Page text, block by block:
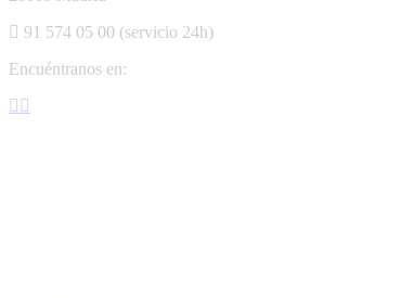
91 574 05 00 (servicio 24h)
Encuéntranos en:
Facebook